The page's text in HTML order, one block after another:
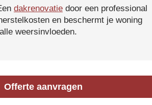
dakrenovatie door een professional
en beschermt je woning
weersinvloeden.
Offerte aanvragen